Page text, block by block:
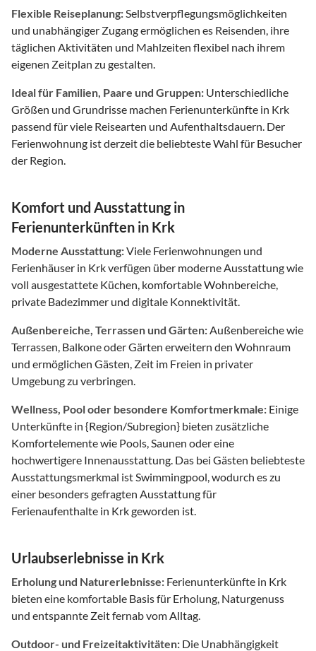
Flexible Reiseplanung: Selbstverpflegungsmöglichkeiten
und unabhängiger Zugang ermöglichen es Reisenden, ihre
täglichen Aktivitäten und Mahlzeiten flexibel nach ihrem
eigenen Zeitplan zu gestalten.
Ideal für Familien, Paare und Gruppen: Unterschiedliche
Größen und Grundrisse machen Ferienunterkünfte in Krk
passend für viele Reisearten und Aufenthaltsdauern. Der
Ferienwohnung ist derzeit die beliebteste Wahl für Besucher
der Region.
Komfort und Ausstattung in
Ferienunterkünften in Krk
Moderne Ausstattung:Viele Ferienwohnungen und
Ferienhäuser in Krk verfügen über moderne Ausstattung wie
voll ausgestattete Küchen, komfortable Wohnbereiche,
private Badezimmer und digitale Konnektivität.
Außenbereiche, Terrassen und Gärten: Außenbereiche wie
Terrassen, Balkone oder Gärten erweitern den Wohnraum
und ermöglichen Gästen, Zeit im Freien in privater
Umgebung zu verbringen.
Wellness, Pool oder besondere Komfortmerkmale: Einige
Unterkünfte in {Region/Subregion} bieten zusätzliche
Komfortelemente wie Pools, Saunen oder eine
hochwertigere Innenausstattung. Das bei Gästen beliebteste
Ausstattungsmerkmal ist Swimmingpool, wodurch es zu
einer besonders gefragten Ausstattung für
Ferienaufenthalte in Krk geworden ist.
Urlaubserlebnisse in Krk
Erholung und Naturerlebnisse: Ferienunterkünfte in Krk
bieten eine komfortable Basis für Erholung, Naturgenuss
und entspannte Zeit fernab vom Alltag.
Outdoor- und Freizeitaktivitäten: Die Unabhängigkeit